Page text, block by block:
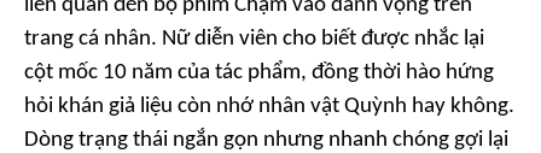
liên quan đến bộ phim Chạm vào danh vọng trên
trang cá nhân. Nữ diễn viên cho biết được nhắc lại
cột mốc 10 năm của tác phẩm, đồng thời hào hứng
hỏi khán giả liệu còn nhớ nhân vật Quỳnh hay không.
Dòng trạng thái ngắn gọn nhưng nhanh chóng gợi lại